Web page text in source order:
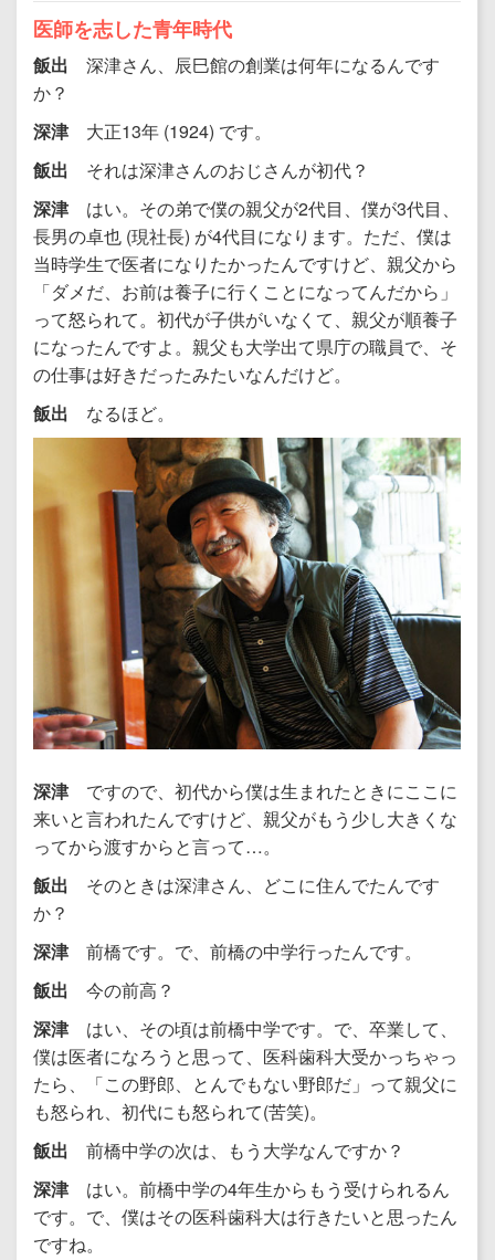
医師を志した青年時代
飯出 深津さん、辰巳館の創業は何年になるんです
か？
深津 大正13年 (1924) です。
飯出 それは深津さんのおじさんが初代？
深津 はい。その弟で僕の親父が2代目、僕が3代目、
長男の卓也 (現社長) が4代目になります。ただ、僕は
当時学生で医者になりたかったんですけど、親父から
「ダメだ、お前は養子に行くことになってんだから」
って怒られて。初代が子供がいなくて、親父が順養子
になったんですよ。親父も大学出て県庁の職員で、そ
の仕事は好きだったみたいなんだけど。
飯出 なるほど。
深津 ですので、初代から僕は生まれたときにここに
来いと言われたんですけど、親父がもう少し大きくな
ってから渡すからと言って…。
飯出 そのときは深津さん、どこに住んでたんです
か？
深津 前橋です。で、前橋の中学行ったんです。
飯出 今の前高？
深津 はい、その頃は前橋中学です。で、卒業して、
僕は医者になろうと思って、医科歯科大受かっちゃっ
たら、「この野郎、とんでもない野郎だ」って親父に
も怒られ、初代にも怒られて(苦笑)。
飯出 前橋中学の次は、もう大学なんですか？
深津 はい。前橋中学の4年生からもう受けられるん
です。で、僕はその医科歯科大は行きたいと思ったん
ですね。